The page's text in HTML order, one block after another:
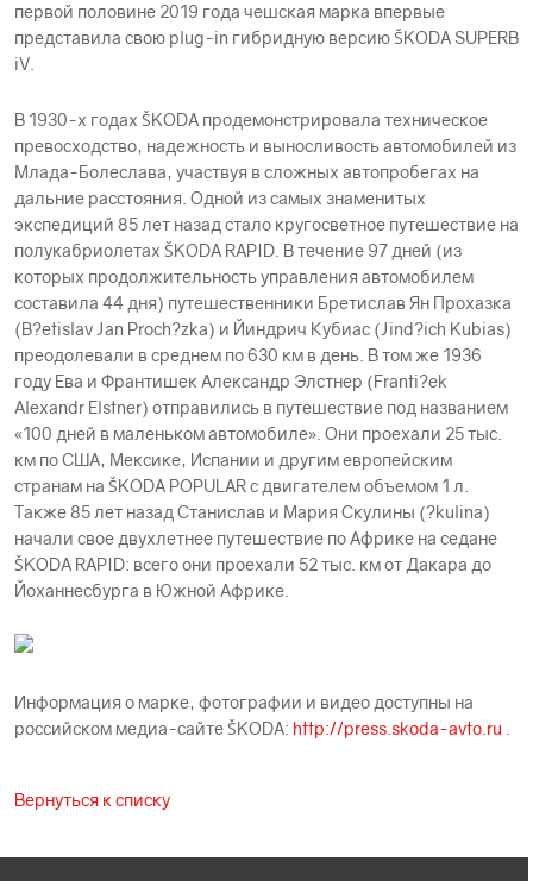
первой половине 2019 года чешская марка впервые
представила свою plug-in гибридную версию ŠKODА SUPERB
iV.
В 1930-х годах ŠKODА продемонстрировала техническое
превосходство, надежность и выносливость автомобилей из
Млада-Болеслава, участвуя в сложных автопробегах на
дальние расстояния. Одной из самых знаменитых
экспедиций 85 лет назад стало кругосветное путешествие на
полукабриолетах ŠKODА RAPID. В течение 97 дней (из
которых продолжительность управления автомобилем
составила 44 дня) путешественники Бретислав Ян Прохазка
(B?etislav Jan Proch?zka) и Йиндрич Кубиас (Jind?ich Kubias)
преодолевали в среднем по 630 км в день. В том же 1936
году Ева и Франтишек Александр Элстнер (Franti?ek
Alexandr Elstner) отправились в путешествие под названием
«100 дней в маленьком автомобиле». Они проехали 25 тыс.
км по США, Мексике, Испании и другим европейским
странам на ŠKODА POPULAR с двигателем объемом 1 л.
Также 85 лет назад Станислав и Мария Скулины (?kulina)
начали свое двухлетнее путешествие по Африке на седане
ŠKODА RAPID: всего они проехали 52 тыс. км от Дакара до
Йоханнесбурга в Южной Африке.
Информация о марке, фотографии и видео доступны на
российском медиа-сайте ŠKODА: http://press.skoda-avto.ru
Вернуться к списку